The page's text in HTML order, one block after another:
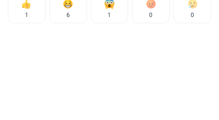
1 6 1 0 0